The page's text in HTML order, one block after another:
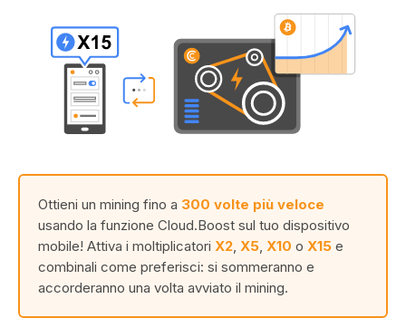
Ottieni un mining fino a 300 volte più veloce
usando la funzione Cloud.Boost sul tuo dispositivo
mobile! Attiva i moltiplicatori X2 X5 X10 o X15 e
combinali come preferisci: si sommeranno e
accorderanno una volta avviato il mining.